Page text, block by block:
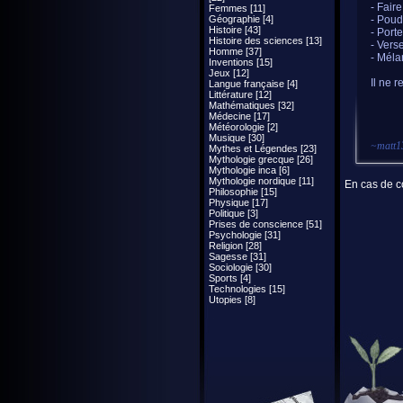
Femmes [11]
Géographie [4]
Histoire [43]
Histoire des sciences [13]
Homme [37]
Inventions [15]
Jeux [12]
Langue française [4]
Littérature [12]
Mathématiques [32]
Médecine [17]
Météorologie [2]
Musique [30]
Mythes et Légendes [23]
Mythologie grecque [26]
Mythologie inca [6]
Mythologie nordique [11]
Philosophie [15]
Physique [17]
Politique [3]
Prises de conscience [51]
Psychologie [31]
Religion [28]
Sagesse [31]
Sociologie [30]
Sports [4]
Technologies [15]
Utopies [8]
-
-
-
-
-
Il ne
~
En cas de